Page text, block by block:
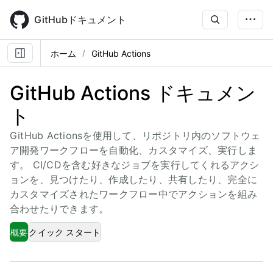
main
content
GitHubドキュメント
ホーム GitHub Actions
GitHub Actions ドキュメン
ト
GitHub Actionsを使用して、リポジトリ内のソフトウェ
ア開発ワークフローを自動化、カスタマイズ、実行しま
す。 CI/CDを含む好きなジョブを実行してくれるアクシ
ョンを、見つけたり、作成したり、共有したり、完全に
カスタマイズされたワークフロー中でアクションを組み
合わせたりできます。
概要クイック スタート